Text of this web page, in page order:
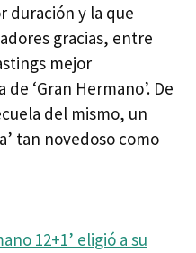
duración y la que
gracias, entre
mejor
‘Gran Hermano’. De
del mismo, un
tan novedoso como
12+1’ eligió a su